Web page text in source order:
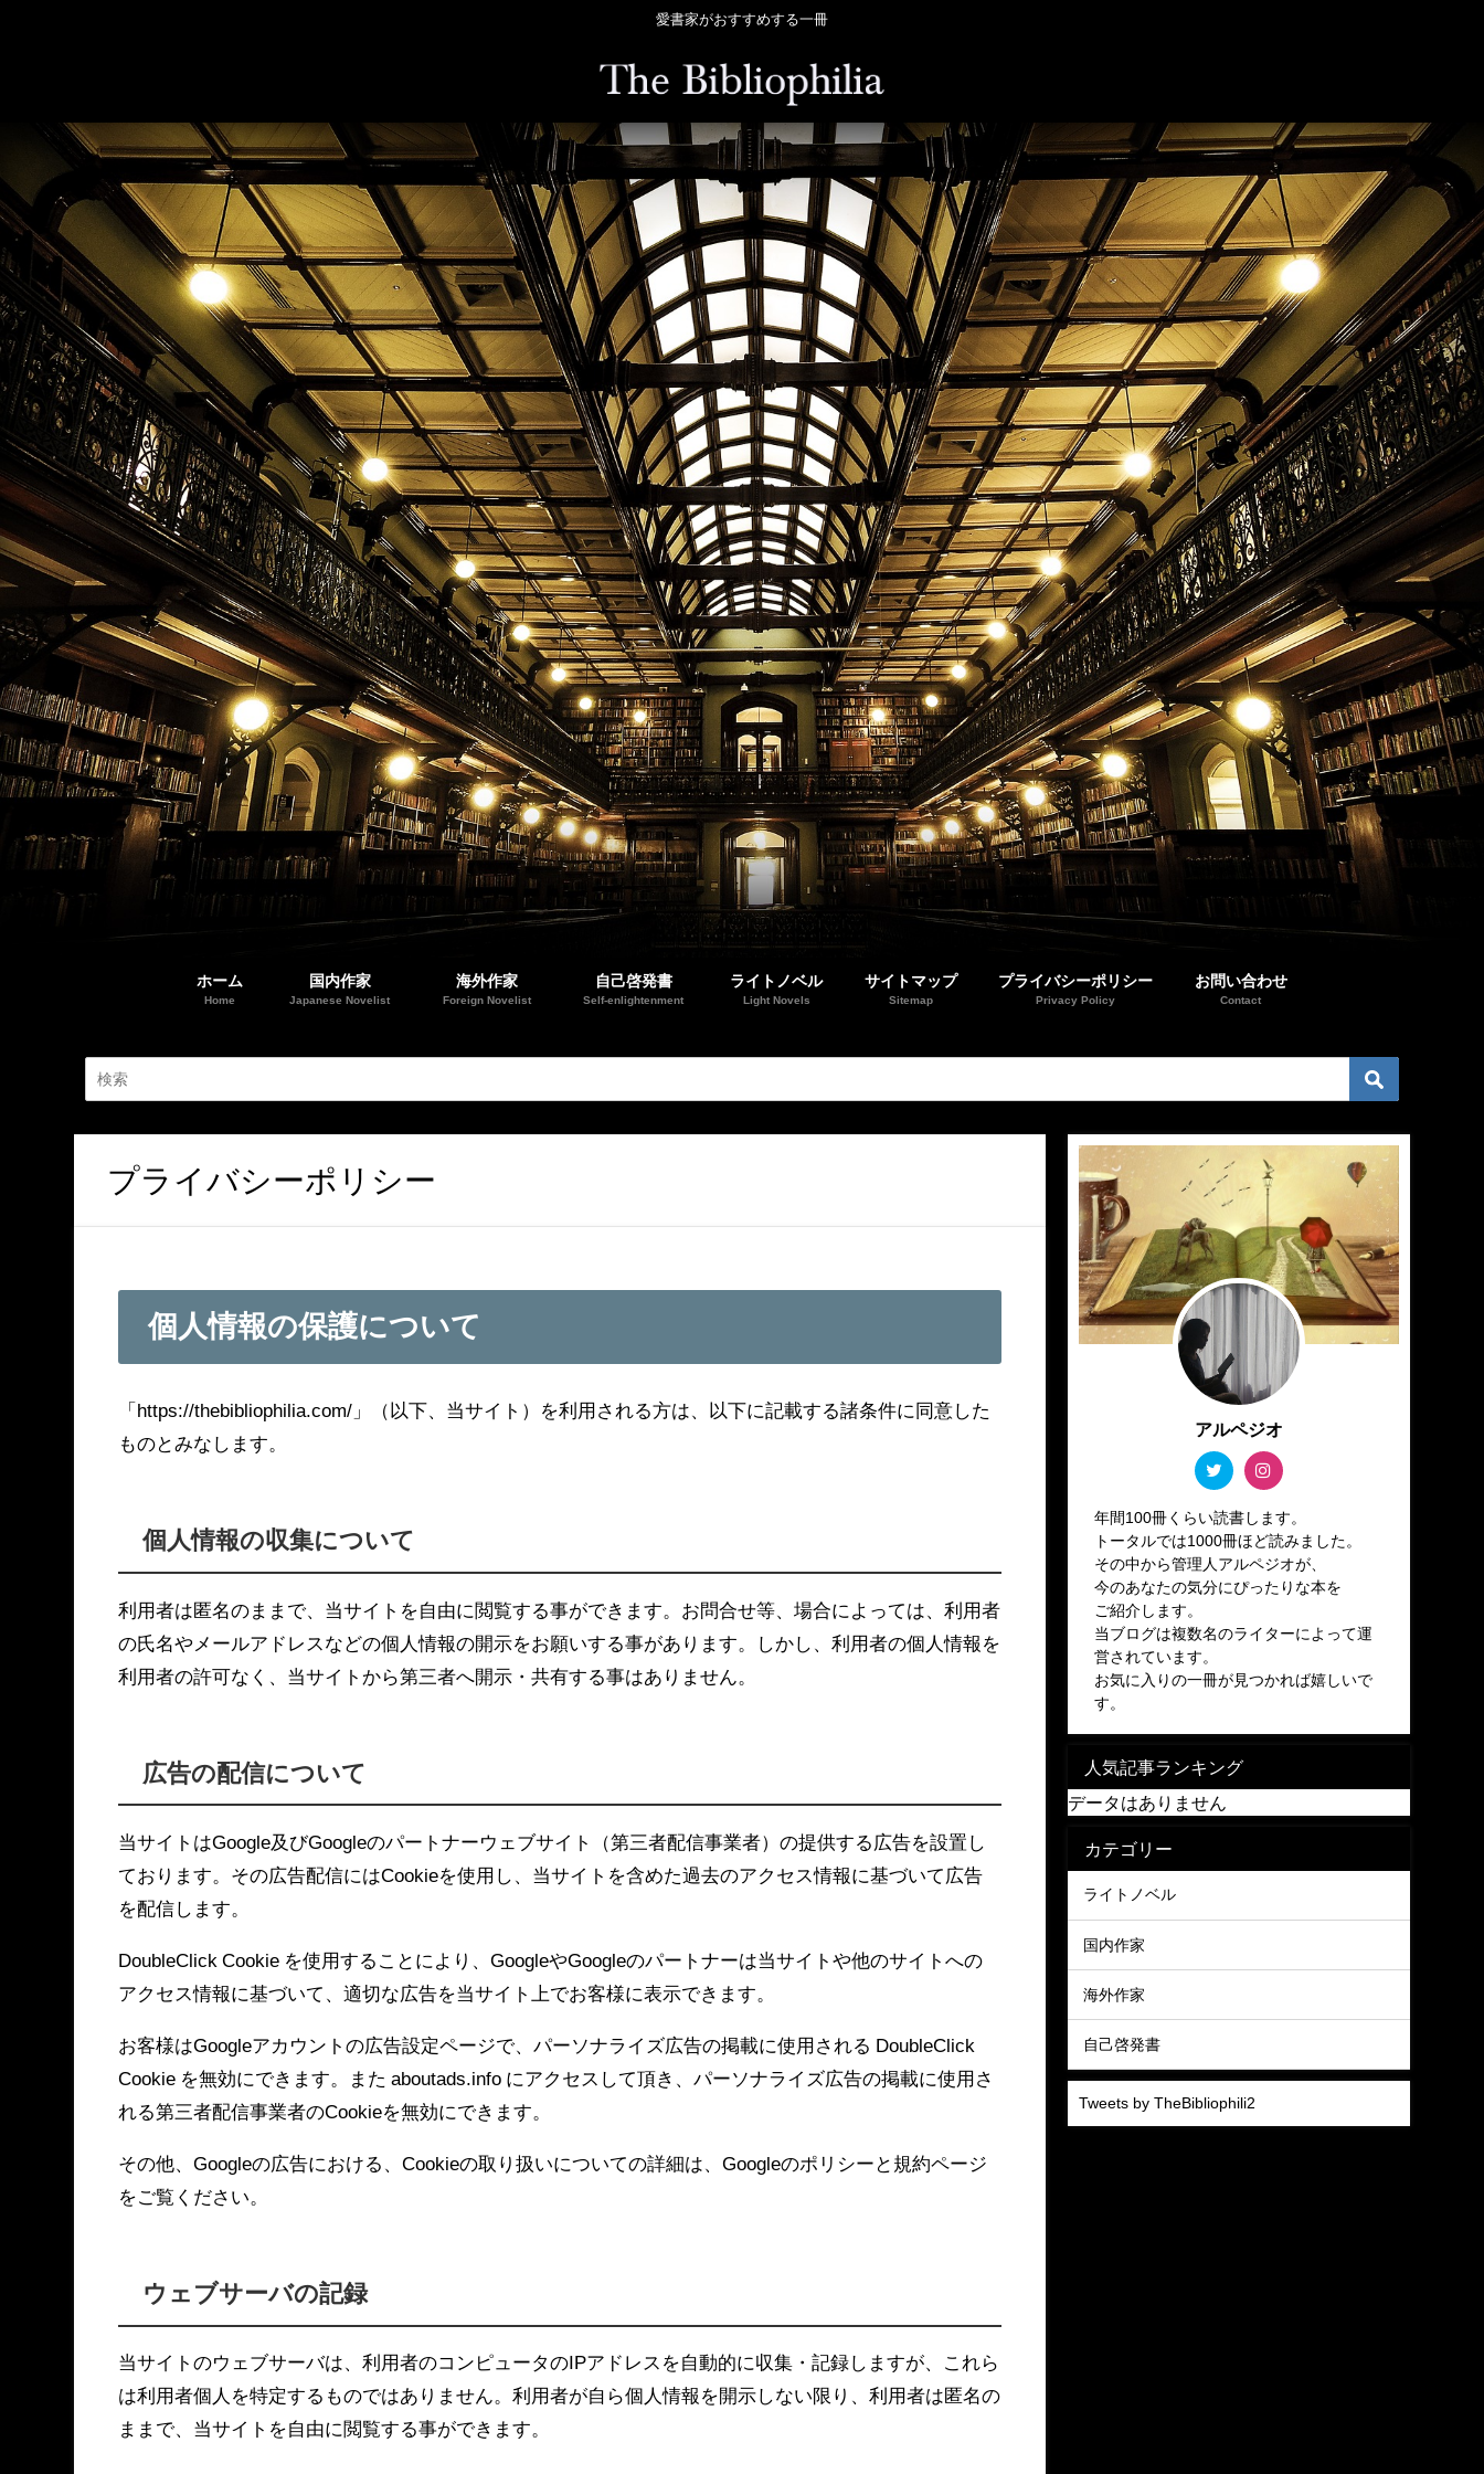
愛書家がおすすめする一冊
ホーム
Home
国内作家
Japanese Novelist
海外作家
Foreign Novelist
自己啓発書
Self-enlightenment
ライトノベル
Light Novels
サイトマップ
Sitemap
プライバシーポリシー
Privacy Policy
お問い合わせ
Contact
プライバシーポリシー
個人情報の保護について
「https://thebibliophilia.com/」（以下、当サイト）を利用される方は、以下に記載する諸条件に同意した
ものとみなします。
個人情報の収集について
利用者は匿名のままで、当サイトを自由に閲覧する事ができます。お問合せ等、場合によっては、利用者
の氏名やメールアドレスなどの個人情報の開示をお願いする事があります。しかし、利用者の個人情報を
利用者の許可なく、当サイトから第三者へ開示・共有する事はありません。
広告の配信について
当サイトはGoogle及びGoogleのパートナーウェブサイト（第三者配信事業者）の提供する広告を設置し
ております。その広告配信にはCookieを使用し、当サイトを含めた過去のアクセス情報に基づいて広告
を配信します。
DoubleClick Cookie を使用することにより、GoogleやGoogleのパートナーは当サイトや他のサイトへの
アクセス情報に基づいて、適切な広告を当サイト上でお客様に表示できます。
お客様はGoogleアカウントの広告設定ページで、パーソナライズ広告の掲載に使用される DoubleClick
Cookie を無効にできます。またaboutads.info にアクセスして頂き、パーソナライズ広告の掲載に使用さ
れる第三者配信事業者のCookieを無効にできます。
その他、Googleの広告における、Cookieの取り扱いについての詳細は、Googleのポリシーと規約ページ
をご覧ください。
ウェブサーバの記録
当サイトのウェブサーバは、利用者のコンピュータのIPアドレスを自動的に収集・記録しますが、これら
は利用者個人を特定するものではありません。利用者が自ら個人情報を開示しない限り、利用者は匿名の
ままで、当サイトを自由に閲覧する事ができます。
アルペジオ
年間100冊くらい読書します。
トータルでは1000冊ほど読みました。
その中から管理人アルペジオが、
今のあなたの気分にぴったりな本を
ご紹介します。
当ブログは複数名のライターによって運
営されています。
お気に入りの一冊が見つかれば嬉しいで
す。
人気記事ランキング
データはありません
カテゴリー
ライトノベル
国内作家
海外作家
自己啓発書
Tweets by TheBibliophili2